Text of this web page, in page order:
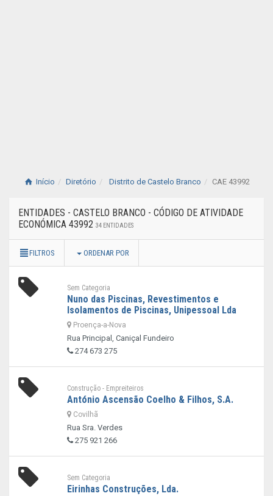
Início Diretório Distrito de Castelo Branco CAE 43992
ENTIDADES - CASTELO BRANCO - CÓDIGO DE ATIVIDADE
ECONÓMICA 43992 34 ENTIDADES
FILTROS ORDENAR POR
Sem Categoria
Nuno das Piscinas, Revestimentos e
Isolamentos de Piscinas, Unipessoal Lda
Proença-a-Nova
Rua Principal, Caniçal Fundeiro
274 673 275
Construção - Empreiteiros
António Ascensão Coelho & Filhos, S.A.
Covilhã
Rua Sra. Verdes
275 921 266
Sem Categoria
Eirinhas Construções, Lda.